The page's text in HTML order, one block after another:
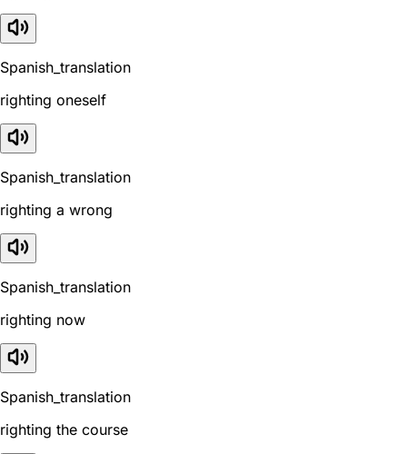
Spanish_translation
righting oneself
Spanish_translation
righting a wrong
Spanish_translation
righting now
Spanish_translation
righting the course